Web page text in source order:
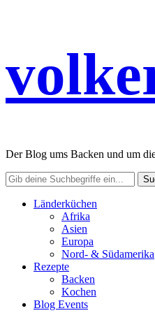
Der Blog ums Backen und um
Länderküchen
Afrika
Asien
Europa
Nord- & Südamerika
Rezepte
Backen
Kochen
Blog Events